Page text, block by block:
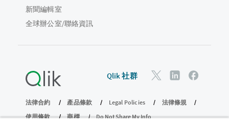
新聞編輯室
全球辦公室/聯絡資訊
Qlik 社群
法律合約 產品條款 Legal Policies
法律條規
使用條款
商標
Do Not Share My Info